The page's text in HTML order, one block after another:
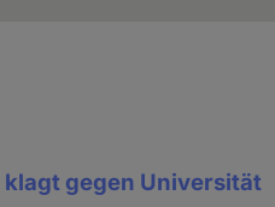
gegen Universität